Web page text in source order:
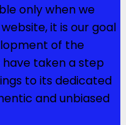
only when we
it is our goal
of the
taken a step
to its dedicated
and unbiased